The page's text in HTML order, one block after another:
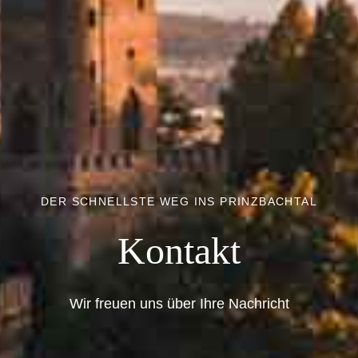
DER SCHNELLSTE WEG INS PRINZBACHTAL
Kontakt
Wir freuen uns über Ihre Nachricht